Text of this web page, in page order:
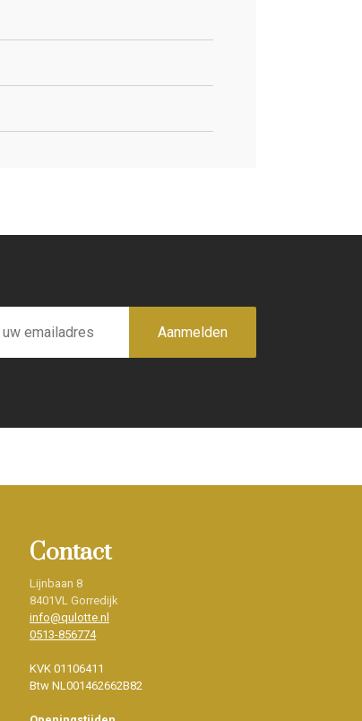
Aanmelden
Contact
Lijnbaan 8
8401VL Gorredijk
info@qulotte.nl
0513-856774
KVK 01106411
Btw NL001462662B82